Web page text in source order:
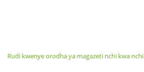
Rudi kwenye orodha ya magazeti nchi kwa nchi